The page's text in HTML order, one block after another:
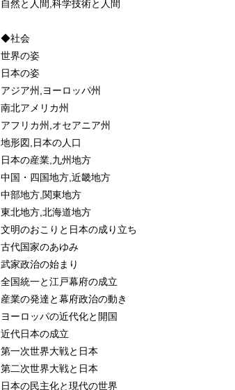
自然と人間,科学技術と人間
◆社会
世界の姿
日本の姿
アジア州,ヨーロッパ州
南北アメリカ州
アフリカ州,オセアニア州
地形図,日本の人口
日本の産業,九州地方
中国・四国地方,近畿地方
中部地方,関東地方
東北地方,北海道地方
文明のおこりと日本の成り立ち
古代国家のあゆみ
武家政治の始まり
全国統一と江戸幕府の成立
産業の発達と幕府政治の動き
ヨーロッパの近代化と開国
近代日本の成立
第一次世界大戦と日本
第二次世界大戦と日本
日本の民主化と現代の世界